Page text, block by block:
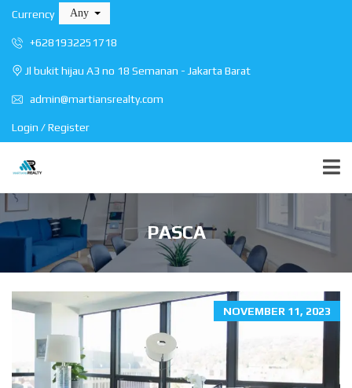
Currency Any
+6281932251718
Jl bukit hijau A3 no 18 Semanan - Jakarta Barat
admin@martiansrealty.com
Login / Register
PASCA
NOVEMBER 11, 2023